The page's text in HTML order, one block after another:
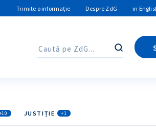
Trimite o informație Despre ZdG in
Caută
JUSTIȚIE +1